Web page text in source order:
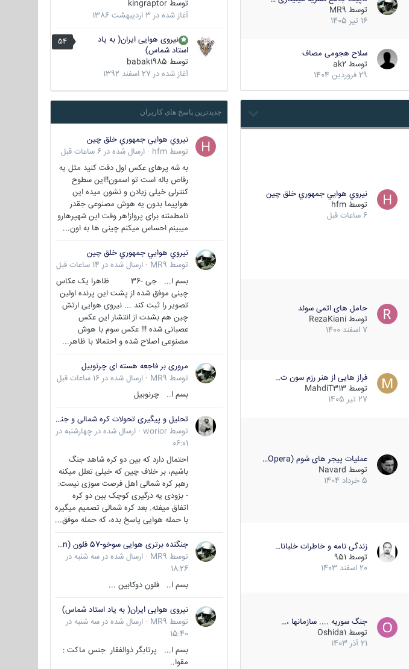
توسط MR9
16 تیر 1405
سلاح هجومی مصاف
توسط ak2
29 فروردین 1404
نيروي هوايي جمهوري خلق چين
توسط hfm
6 ساعات قبل
حامل های اتمی سوئد
توسط RezaKiani
7 اسفند 1400
فراز هایی از هنر رزم سون ت…
توسط MahdiT313
27 تیر 1405
عملیات پیجر های شوم (Opera…
توسط Navard
5 خرداد 1404
زندگی نامه و خاطرات خلبانا…
توسط 951
20 اسفند 1403
جنگ سوریه .... سازمانها ،…
توسط Oshida1
21 آذر 1403
توسط kingraptor
آغاز شده در 3 اردیبهشت 1386
54
نیروی هوایی ایران( به یاد
استاد شماس)
توسط babak1985
آغاز شده در 27 اسفند 1392
جدیدترین پاسخ های کاربران
نيروي هوايي جمهوري خلق چين
توسط hfm
· ارسال شده در 6 ساعات قبل
به شه پرهای عکس اول دقت کنید مثل یه
رقاص باله است تو اسمون!!این سطوح
کنترلی خیلی زیادن و نشون میده این
هواپیما بدون یه هوش مصنوعی جقدر
نامطمئنه برای پرواز!هر وقت این شهپرهارو
میبینم احساس میکنم چینی ها به اون...
نيروي هوايي جمهوري خلق چين
توسط MR9
· ارسال شده در 14 ساعات قبل
بسم ا... جی -36 ظاهرا یک عکاس
چینی موفق شده از پشت این پرنده اولین
تصویر را ثبت کند ... نیروی هوایی ارتش
چین هم بشدت از انتشار این عکس
عصبانی شده !!! عکس سوم با هوش
مصنوعی اصلاح شده و احتمالا با ظاهر...
مروری بر فاجعه هسته ای چرنوبیل
توسط MR9
· ارسال شده در 16 ساعات قبل
بسم ا.. چرنوبیل
تحلیل و پیگیری تحولات کره شمالی و جنوبی
توسط worior
· ارسال شده در چهارشنبه در
06:01
احتمال دارد که بین دو کره شاهد جنگ
باشیم، بر خلاف چین که خیلی تعلل میکنه
رهبر کره شمالی اهل فرصت سوزی نیست:
- بزودی یه درگیری کوچک بین دو کره
اتفاق میفته. بعد کره شمالی تصمیم میگیره
با حمله هوایی پاسخ بده، که حمله موفق...
جنگنده برتری هوایی سوخو-57 فلون (Su-57/Felon)
توسط MR9
· ارسال شده در سه شنبه در
18:26
بسم ا.. فلون دوکابین ...
نیروی هوایی ایران( به یاد استاد شماس)
توسط MR9
· ارسال شده در سه شنبه در
15:40
بسم ا... پرتابگر ذوالفقار جنس ماکت :
مقوا..